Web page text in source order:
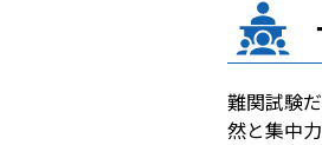
難関試験
然と集中